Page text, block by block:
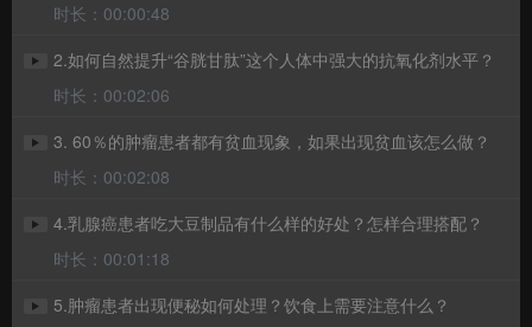
时长：00:00:48
2.如何自然提升“谷胱甘肽”这个人体中强大的抗氧化剂水平？
时长：00:02:06
3. 60％的肿瘤患者都有贫血现象，如果出现贫血该怎么做？
时长：00:02:08
4.乳腺癌患者吃大豆制品有什么样的好处？怎样合理搭配？
时长：00:01:18
5.肿瘤患者出现便秘如何处理？饮食上需要注意什么？